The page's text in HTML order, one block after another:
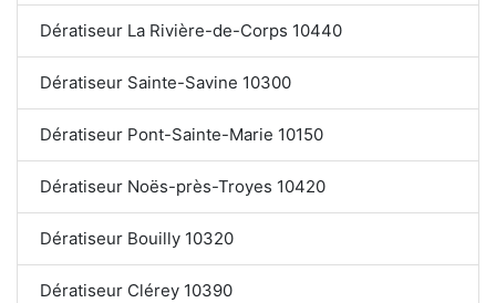
Dératiseur La Rivière-de-Corps 10440
Dératiseur Sainte-Savine 10300
Dératiseur Pont-Sainte-Marie 10150
Dératiseur Noës-près-Troyes 10420
Dératiseur Bouilly 10320
Dératiseur Clérey 10390